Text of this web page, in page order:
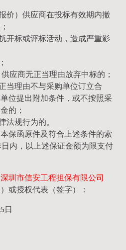
价）供应商在投标有效期内撤
开标或评标活动，造成严重影
应商无正当理由放弃中标的；
当理由不与采购单位订立合
位提出附加条件，或不按照采
的；
法规行为的。
保函原件及符合上述条件的索
内，以上述保证金额为限支付
深圳市信安工程担保有限公司
或授权代表（签字）：
日